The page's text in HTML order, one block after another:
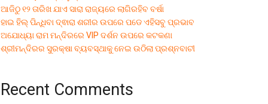
ଆଜିଠୁ ୧୨ ତାରିଖ ଯାଏ ସାରା ରାଜ୍ୟରେ ଲାଗିରହିବ ବର୍ଷା
ହାଇ ହିଲ୍ ପିନ୍ଧିବା ଦ୍ଵାରା ଶରୀର ଉପରେ ପଡେ ଏହିସବୁ ପ୍ରଭାବ
ଅଯୋଧ୍ୟା ରାମ ମନ୍ଦିରରେ VIP ଦର୍ଶନ ଉପରେ କଟକଣା
ଶ୍ରୀମନ୍ଦିରର ସୁରକ୍ଷା ବ୍ୟବସ୍ଥାକୁ ନେଇ ଉଠିଲା ପ୍ରଶ୍ନବାଚୀ
Recent Comments